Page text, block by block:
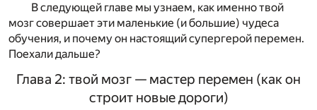
В следующей главе мы узнаем, как именно твой
мозг совершает эти маленькие (и большие) чудеса
обучения, и почему он настоящий супергерой перемен.
Поехали дальше?
Глава 2: твой мозг — мастер перемен (как он
строит новые дороги)